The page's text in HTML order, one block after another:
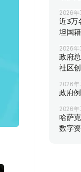
2026年
近3万
坦国
2026年
政府
社区
2026年
政府
2026年
哈萨
数字